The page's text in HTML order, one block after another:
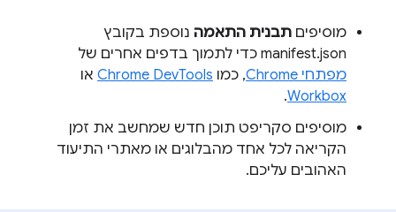
מוסיפים תבנית התאמה נוספת בקובץ
manifest.json כדי לתמוך בדפים אחרים של
מפתחי Chrome
, כמו Chrome DevTools או
Workbox
.
מוסיפים סקריפט תוכן חדש שמחשב את זמן
הקריאה לכל אחד מהבלוגים או מאתרי התיעוד
האהובים עליכם.